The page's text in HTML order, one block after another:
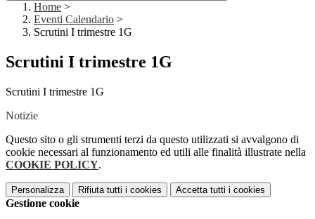
Home >
Eventi Calendario >
Scrutini I trimestre 1G
Scrutini I trimestre 1G
Scrutini I trimestre 1G
Notizie
Questo sito o gli strumenti terzi da questo utilizzati si avvalgono di
cookie necessari al funzionamento ed utili alle finalità illustrate nella
COOKIE POLICY.
Personalizza Rifiuta tutti i cookies Accetta tutti i cookies
Gestione cookie